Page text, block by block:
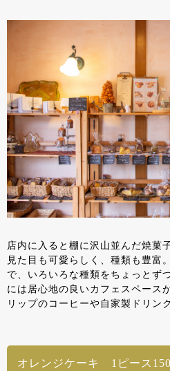
店内に入ると棚に沢山並んだ焼菓
見た目も可愛らしく、種類も豊富
で、いろいろな種類をちょっとず
には居心地の良いカフェスペース
リップのコーヒーや自家製ドリン
オレンジケーキ 1ピース150